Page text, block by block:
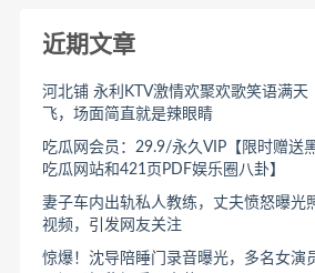
近期文章
河北铺 永利KTV激情欢聚欢歌笑语满天
飞，场面简直就是辣眼睛
吃瓜网会员：29.9/永久VIP【限时赠送
吃瓜网站和421页PDF娱乐圈八卦】
妻子车内出轨私人教练，丈夫愤怒曝光
视频，引发网友关注
惊爆！沈导陪睡门录音曝光，多名女演